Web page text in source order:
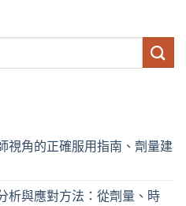
視角的正確服用指南、劑量建
析與應對方法：從劑量、時